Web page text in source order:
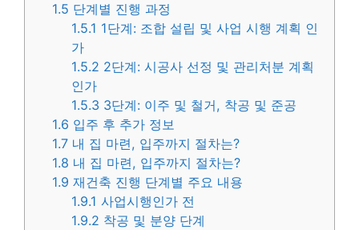
1.5 단계별 진행 과정
1.5.1 1단계: 조합 설립 및 사업 시행 계획 인
가
1.5.2 2단계: 시공사 선정 및 관리처분 계획
인가
1.5.3 3단계: 이주 및 철거, 착공 및 준공
1.6 입주 후 추가 정보
1.7 내 집 마련, 입주까지 절차는?
1.8 내 집 마련, 입주까지 절차는?
1.9 재건축 진행 단계별 주요 내용
1.9.1 사업시행인가 전
1.9.2 착공 및 분양 단계